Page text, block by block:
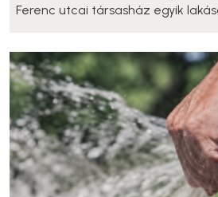
Ferenc utcai társasház egyik